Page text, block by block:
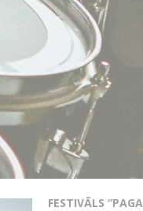
FESTIVĀLS